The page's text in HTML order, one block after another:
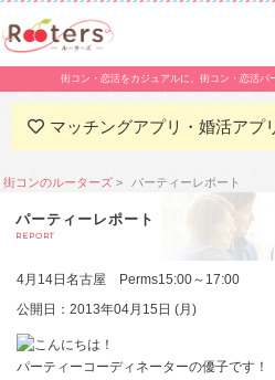
街コン・恋活をカジュアルに。街コン・恋活
マッチングアプリ・婚活アプ
街コンのルーターズ パーティーレポート
パーティーレポート
REPORT
4月14日名古屋 Perms15:00～17:00
公開日：2013年04月15日 (月)
こんにちは！
パーティーコーディネーターの優子です！